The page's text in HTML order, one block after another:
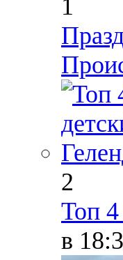
1
2
Топ
в